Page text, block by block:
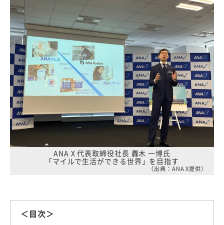
ANA X 代表取締役社長 轟木 一博氏
「マイルで生活ができる世界」を目指す
（出典：ANA X提供）
＜目次＞